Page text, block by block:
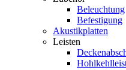
Beleuchtung
Befestigung
Akustikplatten
Leisten